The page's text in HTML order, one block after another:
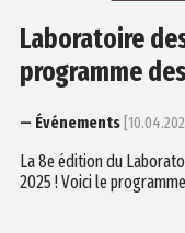
Laboratoire
programme
— Événements
La 8e édition du
2025 ! Voici le